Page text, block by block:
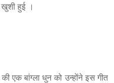
हुई ।
एक बांग्ला धुन को उन्होंने इस गीत